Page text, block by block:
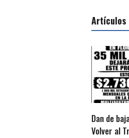
Artículos
Dan de
Volver al